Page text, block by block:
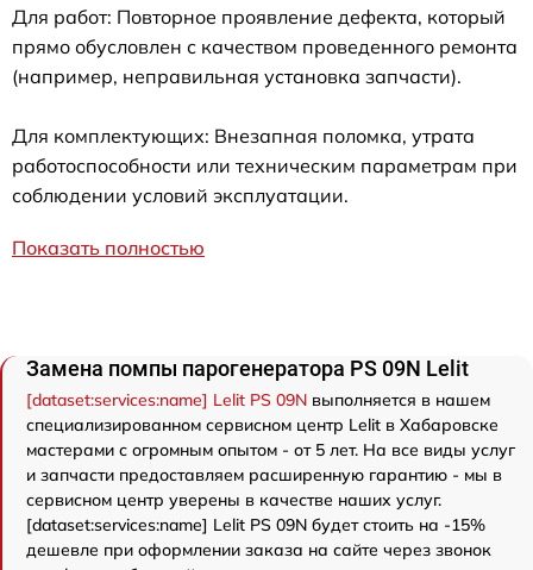
Для работ: Повторное проявление дефекта, который
прямо обусловлен с качеством проведенного ремонта
(например, неправильная установка запчасти).
Для комплектующих: Внезапная поломка, утрата
работоспособности или техническим параметрам при
соблюдении условий эксплуатации.
Показать полностью
Замена помпы парогенератора PS 09N Lelit
[dataset:services:name] Lelit PS 09N выполняется в нашем
специализированном сервисном центр Lelit в Хабаровске
мастерами с огромным опытом - от 5 лет. На все виды услуг
и запчасти предоставляем расширенную гарантию - мы в
сервисном центр уверены в качестве наших услуг.
[dataset:services:name] Lelit PS 09N будет стоить на -15%
дешевле при оформлении заказа на сайте через звонок